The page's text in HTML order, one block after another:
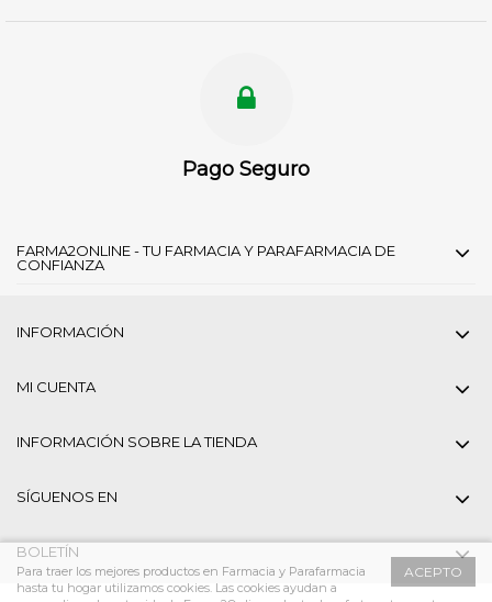
Pago Seguro
FARMA2ONLINE - TU FARMACIA Y PARAFARMACIA DE
CONFIANZA
INFORMACIÓN
MI CUENTA
INFORMACIÓN SOBRE LA TIENDA
SÍGUENOS EN
BOLETÍN
ACEPTO
Para traer los mejores productos en Farmacia y Parafarmacia
hasta tu hogar utilizamos cookies. Las cookies ayudan a